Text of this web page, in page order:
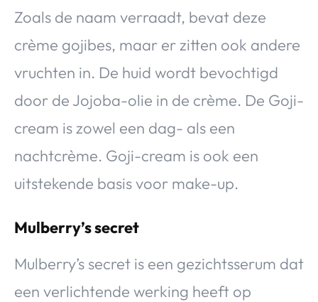
Zoals de naam verraadt, bevat deze
crème gojibes, maar er zitten ook andere
vruchten in. De huid wordt bevochtigd
door de Jojoba-olie in de crème. De Goji-
cream is zowel een dag- als een
nachtcrème. Goji-cream is ook een
uitstekende basis voor make-up.
Mulberry’s secret
Mulberry’s secret is een gezichtsserum dat
een verlichtende werking heeft op